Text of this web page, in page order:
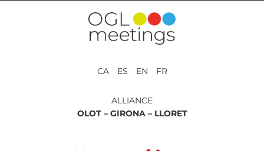
CA ES EN FR
ALLIANCE
OLOT – GIRONA – LLORET